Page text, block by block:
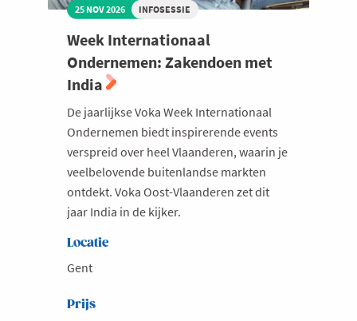
25 NOV 2026 INFOSESSIE
Week Internationaal
Ondernemen: Zakendoen met
India
De jaarlijkse Voka Week Internationaal
Ondernemen biedt inspirerende events
verspreid over heel Vlaanderen, waarin je
veelbelovende buitenlandse markten
ontdekt. Voka Oost-Vlaanderen zet dit
jaar India in de kijker.
Locatie
Gent
Prijs